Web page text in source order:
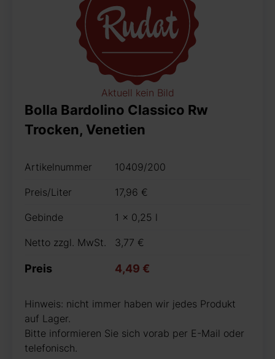
Aktuell kein Bild
Bolla Bardolino Classico Rw
Trocken, Venetien
Artikelnummer 10409/200
Preis/Liter 17,96 €
Gebinde 1 x 0,25 l
Netto zzgl. MwSt. 3,77 €
Preis 4,49 €
Hinweis: nicht immer haben wir jedes Produkt
auf Lager.
Bitte informieren Sie sich vorab per E-Mail oder
telefonisch.